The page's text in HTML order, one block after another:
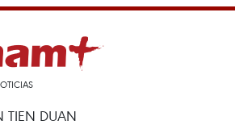
TIEN DUAN